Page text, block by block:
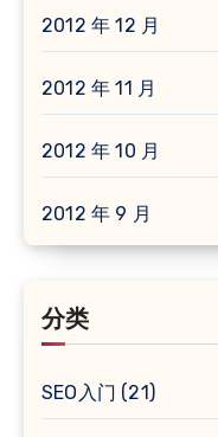
2012 年 12 月
2012 年 11 月
2012 年 10 月
2012 年 9 月
分类
SEO入门 (21)